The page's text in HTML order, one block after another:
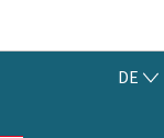
DE